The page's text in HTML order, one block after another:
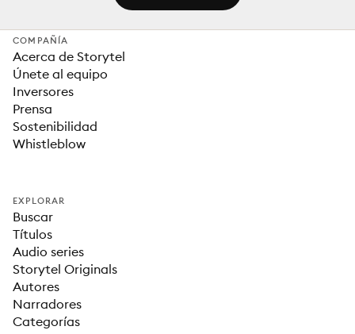
COMPAÑÍA
Acerca de Storytel
Únete al equipo
Inversores
Prensa
Sostenibilidad
Whistleblow
EXPLORAR
Buscar
Títulos
Audio series
Storytel Originals
Autores
Narradores
Categorías